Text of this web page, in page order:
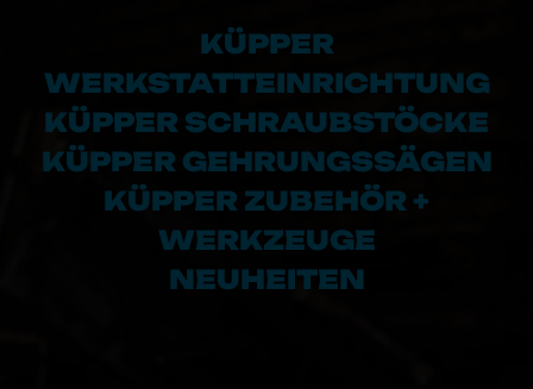
KÜPPER
WERKSTATTEINRICHTUNG
KÜPPER SCHRAUBSTÖCKE
KÜPPER GEHRUNGSSÄGEN
KÜPPER ZUBEHÖR +
WERKZEUGE
NEUHEITEN